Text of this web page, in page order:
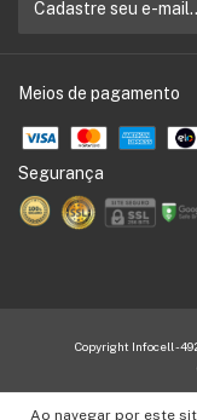
Ao navegar por este
Meios de pagamento
Copyright Infocell -